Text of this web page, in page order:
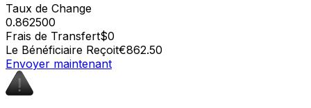
Taux de Change
0.862500
Frais de Transfert$0
Le Bénéficiaire Reçoit€862.50
Envoyer maintenant